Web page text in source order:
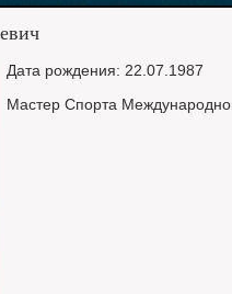
Дата рождения: 22.07.1987
Мастер Спорта